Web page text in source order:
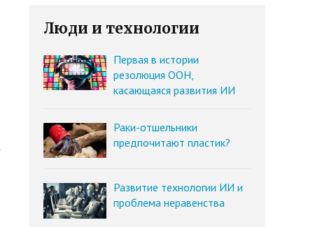
Люди и технологии
Первая в истории
резолюция ООН,
касающаяся развития ИИ
Раки-отшельники
предпочитают пластик?
Развитие технологии ИИ и
проблема неравенства